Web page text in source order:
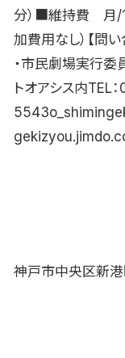
分）■維持費 月/
加費用なし）【問
・市民劇場実行
トオアシス内TEL
神戸市中央区新